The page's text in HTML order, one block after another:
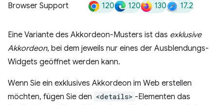
Browser Support 120 120 130 17.2
Eine Variante des Akkordeon-Musters ist das exklusive
Akkordeon, bei dem jeweils nur eines der Ausblendungs-
Widgets geöffnet werden kann.
Wenn Sie ein exklusives Akkordeon im Web erstellen
möchten, fügen Sie den <details> -Elementen das